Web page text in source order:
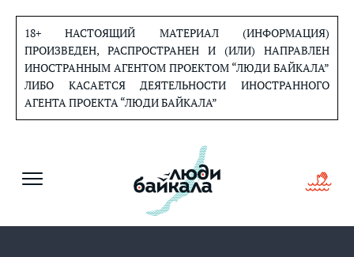
содержанию
18+ НАСТОЯЩИЙ МАТЕРИАЛ (ИНФОРМАЦИЯ)
ПРОИЗВЕДЕН, РАСПРОСТРАНЕН И (ИЛИ) НАПРАВЛЕН
ИНОСТРАННЫМ АГЕНТОМ ПРОЕКТОМ “ЛЮДИ БАЙКАЛА”
ЛИБО КАСАЕТСЯ ДЕЯТЕЛЬНОСТИ ИНОСТРАННОГО
АГЕНТА ПРОЕКТА “ЛЮДИ БАЙКАЛА”